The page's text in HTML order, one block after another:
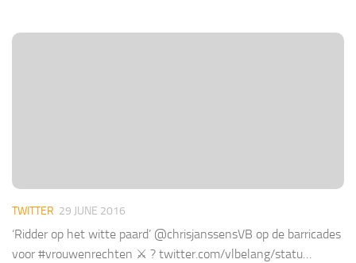
TWITTER 29 JUNE 2016
‘Ridder op het witte paard’ @chrisjanssensVB op de barricades
voor #vrouwenrechten ⚔ ? twitter.com/vlbelang/statu…